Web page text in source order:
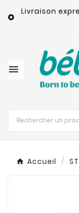

Livraison

Accueil